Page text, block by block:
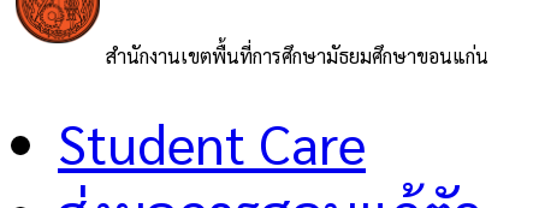
สำนักงานเขตพื้นที่การศึกษามัธยมศึกษาขอนแก่น
Student Care